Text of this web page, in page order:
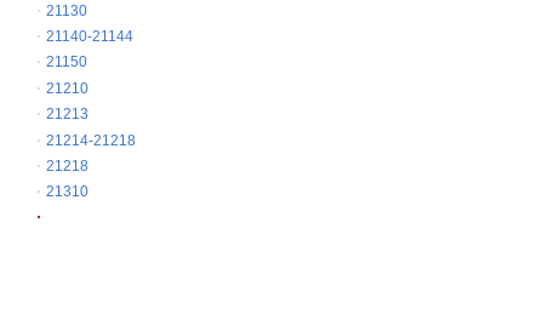
21130
21140-21144
21150
21210
21213
21214-21218
21218
21310